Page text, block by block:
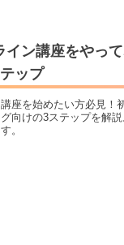
イン講座をやっ
ップ
座を始めたい方必見！
向けの3ステップを解
。